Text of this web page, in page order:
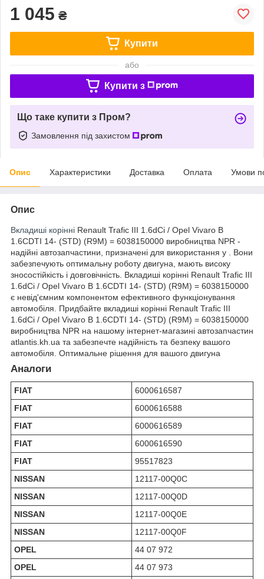
1 045 ₴
Купити
або
Купити з
Що таке купити з Пром?
Замовлення під захистом
Опис Характеристики Доставка Оплата Умови
Опис
Вкладиші корінні Renault Trafic III 1.6dCi / Opel Vivaro B
1.6CDTI 14- (STD) (R9M) = 6038150000 виробництва NPR -
надійні автозапчастини, призначені для використання у . Вони
забезпечують оптимальну роботу двигуна, мають високу
зносостійкість і довговічність. Вкладиші корінні Renault Trafic III
1.6dCi / Opel Vivaro B 1.6CDTI 14- (STD) (R9M) = 6038150000
є невід'ємним компонентом ефективного функціонування
автомобіля. Придбайте вкладиші корінні Renault Trafic III
1.6dCi / Opel Vivaro B 1.6CDTI 14- (STD) (R9M) = 6038150000
виробництва NPR на нашому інтернет-магазині автозапчастин
atlantis.kh.ua та забезпечте надійність та безпеку вашого
автомобіля. Оптимальне рішення для вашого двигуна
Аналоги
FIAT
6000616587
FIAT
6000616588
FIAT
6000616589
FIAT
6000616590
FIAT
95517823
NISSAN
12117-00Q0C
NISSAN
12117-00Q0D
NISSAN
12117-00Q0E
NISSAN
12117-00Q0F
OPEL
44 07 972
OPEL
44 07 973